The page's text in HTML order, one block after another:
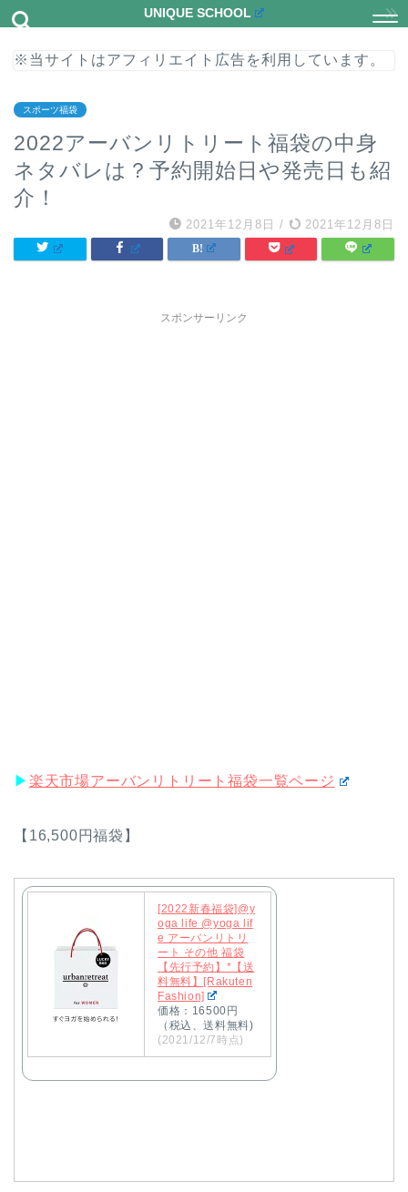
UNIQUE SCHOOL
※当サイトはアフィリエイト広告を利用しています。
スポーツ福袋
2022アーバンリトリート福袋の中身
ネタバレは？予約開始日や発売日も紹
介！
2021年12月8日 / 2021年12月8日
スポンサーリンク
▶︎ 楽天市場アーバンリトリート福袋一覧ページ
【16,500円福袋】
[2022新春福袋]@y
oga life @yoga lif
e アーバンリトリ
ート その他 福袋
【先行予約】*【送
料無料】[Rakuten
Fashion]
価格：16500円
（税込、送料無料)
(2021/12/7時点)